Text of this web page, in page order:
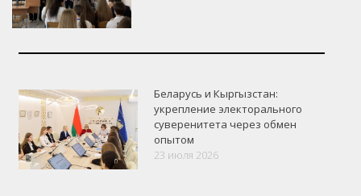
VK Google+ Facebook
Беларусь и Кыргызстан:
укрепление электорального
суверенитета через обмен
опытом
23 июля 2026